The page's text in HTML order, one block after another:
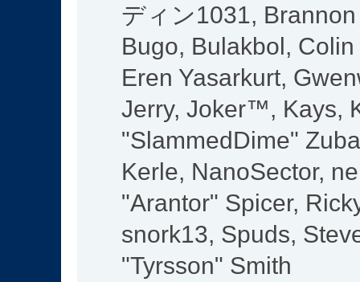
ディン1031,
Bugo, Bulakbol,
Eren Yasarkurt,
Jerry, Joker™, Kays,
"SlammedDime"
Kerle, NanoSector,
"Arantor" Spicer,
snork13, Spuds,
"Tyrsson" Smith